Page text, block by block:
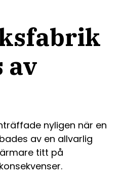
av
nyligen när en
av en allvarlig
titt på